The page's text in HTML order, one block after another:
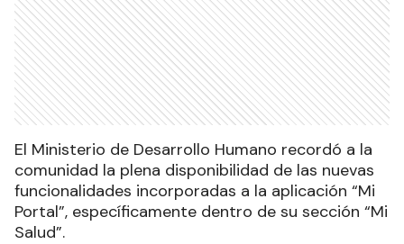
El Ministerio de Desarrollo Humano recordó a la
comunidad la plena disponibilidad de las nuevas
funcionalidades incorporadas a la aplicación “Mi
Portal”, específicamente dentro de su sección “Mi
Salud”.